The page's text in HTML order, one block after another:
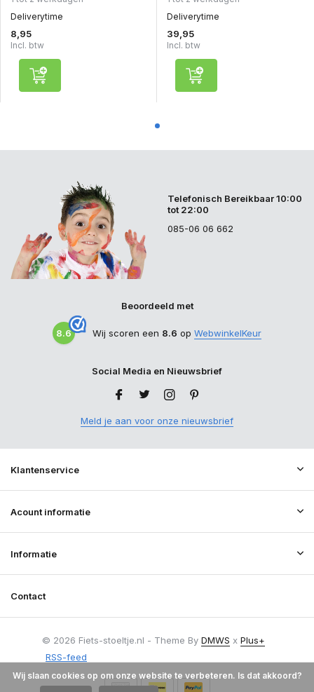
Deliverytime
8,95
Incl. btw
Deliverytime
39,95
Incl. btw
Telefonisch Bereikbaar 10:00
tot 22:00
085-06 06 662
Beoordeeld met
8.6 Wij scoren een 8.6 op WebwinkelKeur
Social Media en Nieuwsbrief
Meld je aan voor onze nieuwsbrief
Klantenservice
Acount informatie
Informatie
Contact
© 2026 Fiets-stoeltje.nl - Theme By DMWS x Plus+
RSS-feed
Wij slaan cookies op om onze website te verbeteren. Is dat akkoord?